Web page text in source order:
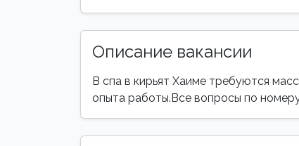
Описание вакансии
В спа в кирьят Хаиме требуются
опыта работы.Все вопросы по